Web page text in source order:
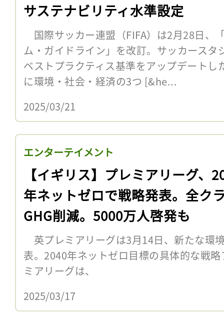
サステナビリティ水準設定
国際サッカー連盟（FIFA）は2月28日、
ム・ガイドライン」を改訂。サッカースタ
ベストプラクティス基準をアップデートし
に環境・社会・経済の3つ [&he...
2025/03/21
エンターテイメント
【イギリス】プレミアリーグ、
年ネットゼロで戦略発表。全ク
GHG削減。5000万人啓発も
英プレミアリーグは3月14日、新たな環
表。2040年ネットゼロ目標の具体的な戦
ミアリーグは、
2025/03/17